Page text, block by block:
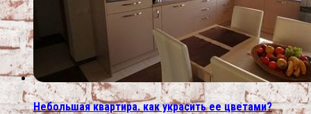
Небольшая квартира. как украсить ее цветами?